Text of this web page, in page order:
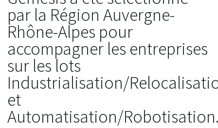
par la Région Auvergne-
Rhône-Alpes pour
accompagner les entreprises
sur les lots
Industrialisation/
et
Automatisation/